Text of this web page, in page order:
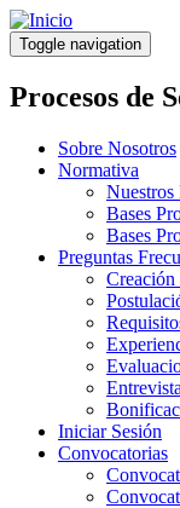
Pasar
al
contenido
principal
Toggle navigation
Procesos de
Sobre Nosotros
Normativa
Nuestros
Bases
Bases
Preguntas
Creación
Iniciar Sesión
Convocatorias